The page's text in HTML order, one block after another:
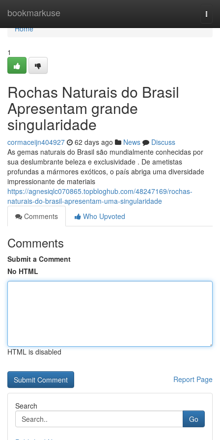
bookmarkuse
Home
Home
1
Rochas Naturais do Brasil
Apresentam grande
singularidade
cormaceijn404927 62 days ago News
Discuss
As gemas naturais do Brasil são mundialmente conhecidas por
sua deslumbrante beleza e exclusividade . De ametistas
profundas a mármores exóticos, o país abriga uma diversidade
impressionante de materiais
https://agnesiqlc070865.topbloghub.com/48247169/rochas-
naturais-do-brasil-apresentam-uma-singularidade
Comments
Who Upvoted
Comments
Submit a Comment
No HTML
HTML is disabled
Report Page
Search
Go